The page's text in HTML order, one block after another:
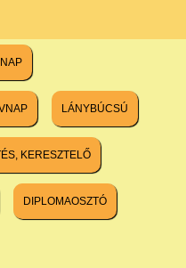
LÁNYBÚCSÚ
KERESZTELŐ
DIPLOMAOSZTÓ